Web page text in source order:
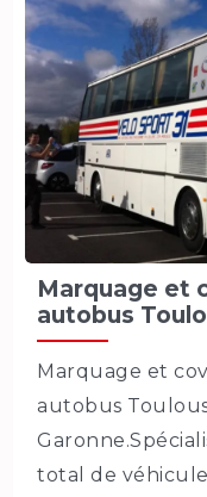
Marquage et
autobus
Marquage et
autobus
total de